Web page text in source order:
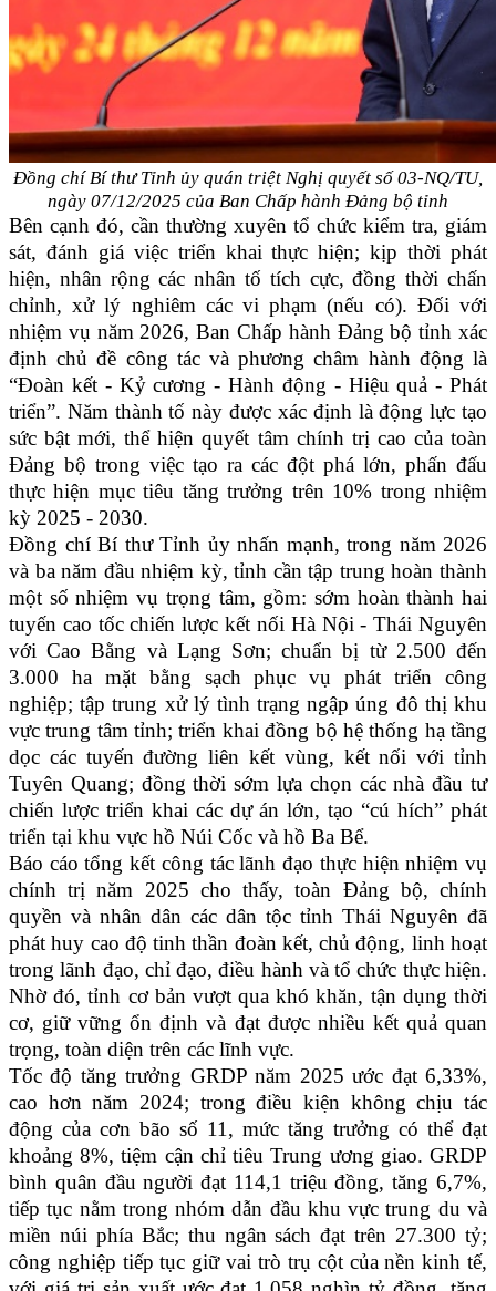
Đồng chí Bí thư Tỉnh ủy quán triệt Nghị quyết số 03-NQ/TU,
ngày 07/12/2025 của Ban Chấp hành Đảng bộ tỉnh
Bên cạnh đó, cần thường xuyên tổ chức kiểm tra, giám
sát, đánh giá việc triển khai thực hiện; kịp thời phát
hiện, nhân rộng các nhân tố tích cực, đồng thời chấn
chỉnh, xử lý nghiêm các vi phạm (nếu có). Đối với
nhiệm vụ năm 2026, Ban Chấp hành Đảng bộ tỉnh xác
định chủ đề công tác và phương châm hành động là
“Đoàn kết - Kỷ cương - Hành động - Hiệu quả - Phát
triển”. Năm thành tố này được xác định là động lực tạo
sức bật mới, thể hiện quyết tâm chính trị cao của toàn
Đảng bộ trong việc tạo ra các đột phá lớn, phấn đấu
thực hiện mục tiêu tăng trưởng trên 10% trong nhiệm
kỳ 2025 - 2030.
Đồng chí Bí thư Tỉnh ủy nhấn mạnh, trong năm 2026
và ba năm đầu nhiệm kỳ, tỉnh cần tập trung hoàn thành
một số nhiệm vụ trọng tâm, gồm: sớm hoàn thành hai
tuyến cao tốc chiến lược kết nối Hà Nội - Thái Nguyên
với Cao Bằng và Lạng Sơn; chuẩn bị từ 2.500 đến
3.000 ha mặt bằng sạch phục vụ phát triển công
nghiệp; tập trung xử lý tình trạng ngập úng đô thị khu
vực trung tâm tỉnh; triển khai đồng bộ hệ thống hạ tầng
dọc các tuyến đường liên kết vùng, kết nối với tỉnh
Tuyên Quang; đồng thời sớm lựa chọn các nhà đầu tư
chiến lược triển khai các dự án lớn, tạo “cú hích” phát
triển tại khu vực hồ Núi Cốc và hồ Ba Bể.
Báo cáo tổng kết công tác lãnh đạo thực hiện nhiệm vụ
chính trị năm 2025 cho thấy, toàn Đảng bộ, chính
quyền và nhân dân các dân tộc tỉnh Thái Nguyên đã
phát huy cao độ tinh thần đoàn kết, chủ động, linh hoạt
trong lãnh đạo, chỉ đạo, điều hành và tổ chức thực hiện.
Nhờ đó, tỉnh cơ bản vượt qua khó khăn, tận dụng thời
cơ, giữ vững ổn định và đạt được nhiều kết quả quan
trọng, toàn diện trên các lĩnh vực.
Tốc độ tăng trưởng GRDP năm 2025 ước đạt 6,33%,
cao hơn năm 2024; trong điều kiện không chịu tác
động của cơn bão số 11, mức tăng trưởng có thể đạt
khoảng 8%, tiệm cận chỉ tiêu Trung ương giao. GRDP
bình quân đầu người đạt 114,1 triệu đồng, tăng 6,7%,
tiếp tục nằm trong nhóm dẫn đầu khu vực trung du và
miền núi phía Bắc; thu ngân sách đạt trên 27.300 tỷ;
công nghiệp tiếp tục giữ vai trò trụ cột của nền kinh tế,